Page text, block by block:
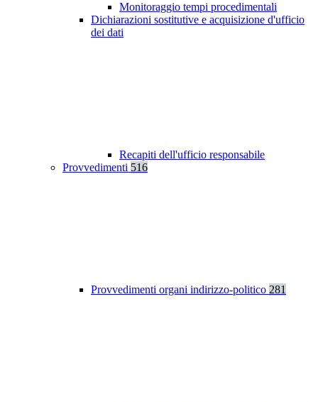
Monitoraggio tempi procedimentali
Dichiarazioni sostitutive e acquisizione d'ufficio
dei dati
Recapiti dell'ufficio responsabile
Provvedimenti 516
Provvedimenti organi indirizzo-politico 281